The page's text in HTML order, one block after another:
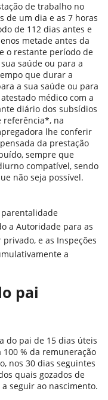
de trabalho no
de um dia e as 7 horas
de 112 dias antes e
metade antes da
o restante período de
saúde ou para a
que durar a
a sua saúde ou para
médico com a
diário dos subsídios
referência*, na
lhe conferir
da prestação
sempre que
compatível, sendo
não seja possível.
parentalidade
a Autoridade para as
privado, e as Inspeções
a
pai
do pai de 15 dias úteis
% da remuneração
nos 30 dias seguintes
quais gozados de
seguir ao nascimento.